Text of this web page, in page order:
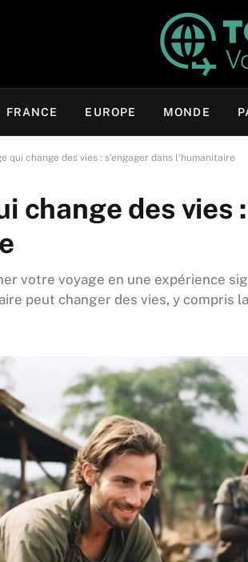
FRANCE EUROPE MONDE
qui change des vies : s’engager dans l’humanitaire
change des vies
votre voyage en une expérience
peut changer des vies, y compris